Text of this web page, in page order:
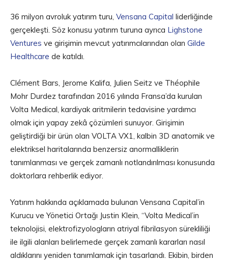
36 milyon avroluk yatırım turu, Vensana Capital liderliğinde
gerçekleşti. Söz konusu yatırım turuna ayrıca Lighstone
Ventures ve girişimin mevcut yatırımcılarından olan Gilde
Healthcare de katıldı.
Clément Bars, Jerome Kalifa, Julien Seitz ve Théophile
Mohr Durdez tarafından 2016 yılında Fransa’da kurulan
Volta Medical, kardiyak aritmilerin tedavisine yardımcı
olmak için yapay zekâ çözümleri sunuyor. Girişimin
geliştirdiği bir ürün olan VOLTA VX1, kalbin 3D anatomik ve
elektriksel haritalarında benzersiz anormalliklerin
tanımlanması ve gerçek zamanlı notlandırılması konusunda
doktorlara rehberlik ediyor.
Yatırım hakkında açıklamada bulunan Vensana Capital’in
Kurucu ve Yönetici Ortağı Justin Klein, “Volta Medical’in
teknolojisi, elektrofizyologların atriyal fibrilasyon sürekliliği
ile ilgili alanları belirlemede gerçek zamanlı kararları nasıl
aldıklarını yeniden tanımlamak için tasarlandı. Ekibin, birden